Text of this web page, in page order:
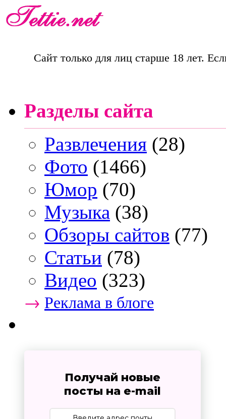
Сайт только для лиц старше 18 лет.
Разделы сайта
Развлечения (28)
Фото (1466)
Юмор (70)
Музыка (38)
Обзоры сайтов (77)
Статьи (78)
Видео (323)
→ Реклама в блоге
Получай новые
посты на e-mail